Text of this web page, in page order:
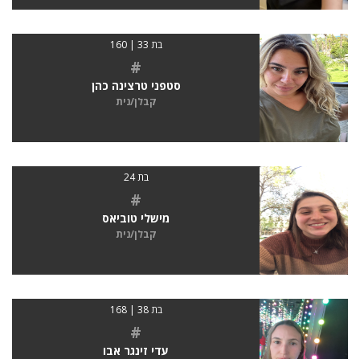
בת 33 | 160
#
סטפני טרצינה כהן
קבלן/נית
בת 24
#
מישלי טוביאס
קבלן/נית
בת 38 | 168
#
עדי זינגר אבו